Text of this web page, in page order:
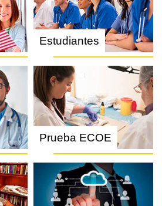
Estudiantes
Prueba ECOE